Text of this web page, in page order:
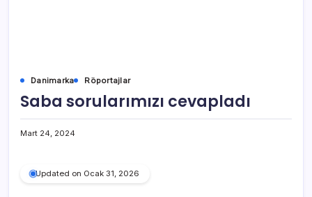
Danimarka Röportajlar
Saba sorularımızı cevapladı
Mart 24, 2024
Updated on Ocak 31, 2026